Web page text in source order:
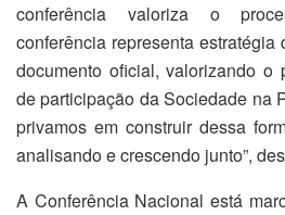
conferência valoriza o
conferência representa
documento oficial, valorizando o
de participação da Sociedade na
privamos em construir dessa
analisando e crescendo junto”,
A Conferência Nacional está